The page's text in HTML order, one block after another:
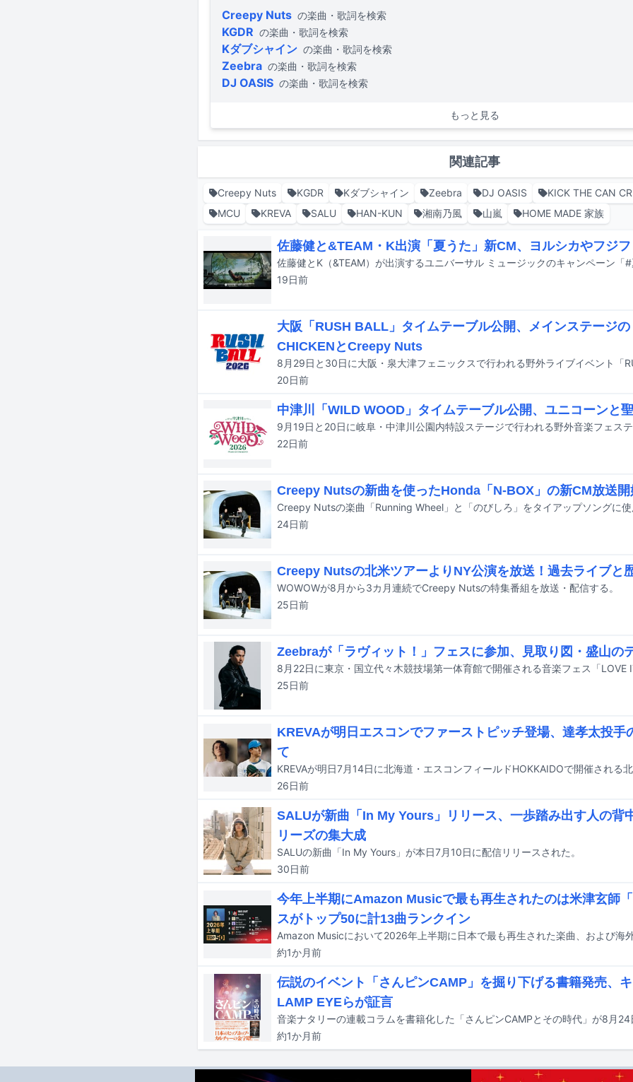
Creepy Nuts の楽曲・歌詞を検索
KGDR の楽曲・歌詞を検索
Kダブシャイン の楽曲・歌詞を検索
Zeebra の楽曲・歌詞を検索
DJ OASIS の楽曲・歌詞を検索
もっと見る
関連記事
Creepy Nuts KGDR Kダブシャイン Zeebra DJ OASIS
KICK THE CAN
MCU
KREVA SALU HAN-KUN 湘南乃風 山嵐 HOME MADE 家族
佐藤健と&TEAM・K出演「夏うた」新CM、ヨルシカやフジ
19日前
大阪「RUSH BALL」タイムテーブル公開、メインステージ
CHICKENとCreepy Nuts
20日前
中津川「WILD WOOD」タイムテーブル公開、ユニコーンと
22日前
Creepy Nutsの新曲を使ったHonda「N-BOX」の新CM放送開
24日前
Creepy Nutsの北米ツアーよりNY公演を放送！過去ライブと
WOWOWが8月から3カ月連続でCreepy Nutsの特集番組を放送・配信する。
25日前
Zeebraが「ラヴィット！」フェスに参加、見取り図・盛山の
25日前
KREVAが明日エスコンでファーストピッチ登場、達孝太投手
て
26日前
SALUが新曲「In My Yours」リリース、一歩踏み出す人の背
リーズの集大成
SALUの新曲「In My Yours」が本日7月10日に配信リリースされた。
30日前
今年上半期にAmazon Musicで最も再生されたのは米津玄師
スがトップ50に計13曲ランクイン
約1か月前
伝説のイベント「さんピンCAMP」を掘り下げる書籍発売、
LAMP EYEらが証言
約1か月前